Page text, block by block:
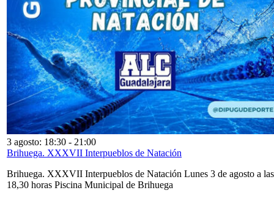
3 agosto: 18:30 - 21:00
Brihuega. XXXVII Interpueblos de Natación
Brihuega. XXXVII Interpueblos de Natación Lunes 3 de agosto a las
18,30 horas Piscina Municipal de Brihuega